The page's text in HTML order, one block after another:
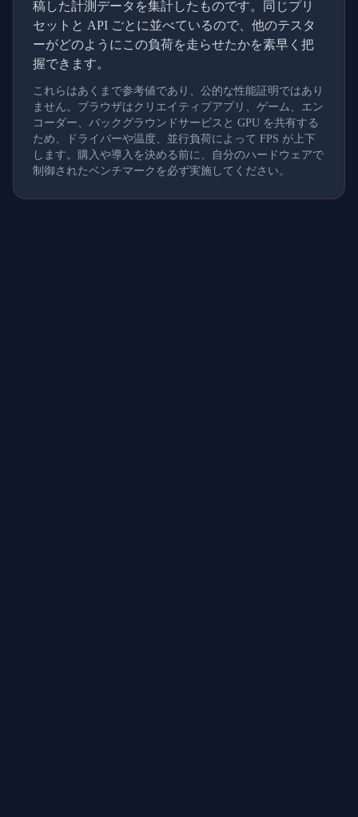
稿した計測データを集計したものです。同じプリ
セットと API ごとに並べているので、他のテスタ
ーがどのようにこの負荷を走らせたかを素早く把
握できます。
これらはあくまで参考値であり、公的な性能証明ではあり
ません。ブラウザはクリエイティブアプリ、ゲーム、エン
コーダー、バックグラウンドサービスと GPU を共有する
ため、ドライバーや温度、並行負荷によって FPS が上下
します。購入や導入を決める前に、自分のハードウェアで
制御されたベンチマークを必ず実施してください。